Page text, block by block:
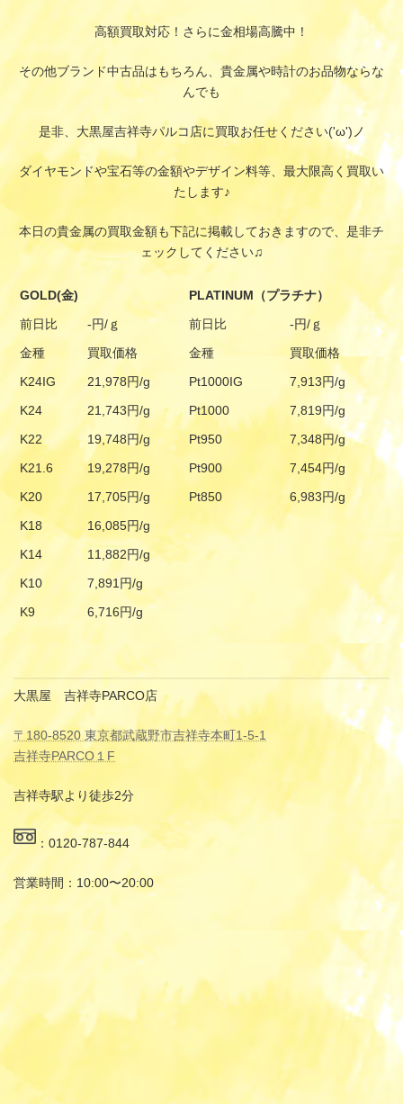
高額買取対応！さらに金相場高騰中！
その他ブランド中古品はもちろん、貴金属や時計のお品物ならな
んでも
是非、大黒屋吉祥寺パルコ店に買取お任せください('ω')ノ
ダイヤモンドや宝石等の金額やデザイン料等、最大限高く買取い
たします♪
本日の貴金属の買取金額も下記に掲載しておきますので、是非チ
ェックしてください♫
GOLD(金)
PLATINUM（プラチナ）
前日比
-円/ｇ 前日比
-円/ｇ
金種
買取価格 金種
買取価格
K24IG
21,978円/g Pt1000IG
7,913円/g
K24
21,743円/g Pt1000
7,819円/g
K22
19,748円/g Pt950
7,348円/g
K21.6
19,278円/g Pt900
7,454円/g
K20
17,705円/g Pt850
6,983円/g
K18
16,085円/g
K14
11,882円/g
K10
7,891円/g
K9
6,716円/g
大黒屋 吉祥寺PARCO店
〒180-8520 東京都武蔵野市吉祥寺本町1-5-1
吉祥寺PARCO１F
吉祥寺駅より徒歩2分
：0120-787-844
営業時間：10:00〜20:00